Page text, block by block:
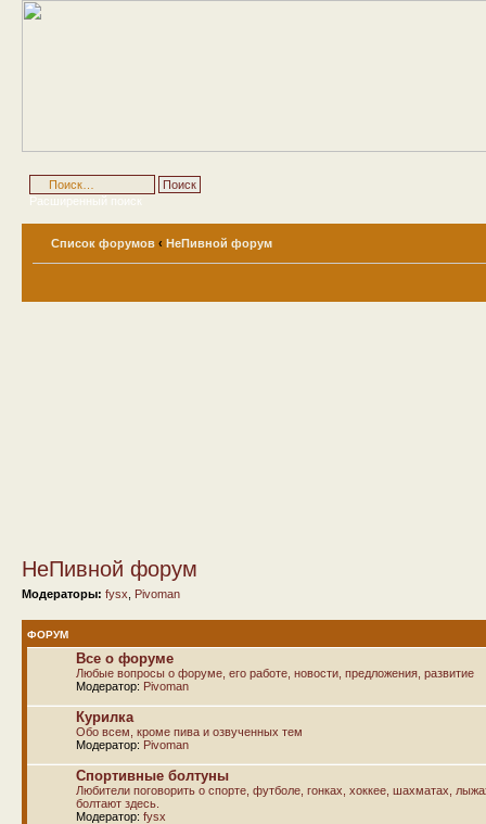
Расширенный поиск
Список форумов ‹ НеПивной форум
НеПивной форум
Модераторы: fysx Pivoman
ФОРУМ
Все о форуме
Любые вопросы о форуме, его работе, новости, предложения, развитие
Модератор: Pivoman
Курилка
Обо всем, кроме пива и озвученных тем
Модератор: Pivoman
Спортивные болтуны
Любители поговорить о спорте, футболе, гонках, хоккее, шахматах,
болтают здесь.
Модератор: fysx